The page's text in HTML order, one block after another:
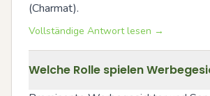
(Charmat).
Vollständige Antwort lesen →
Welche Rolle spielen